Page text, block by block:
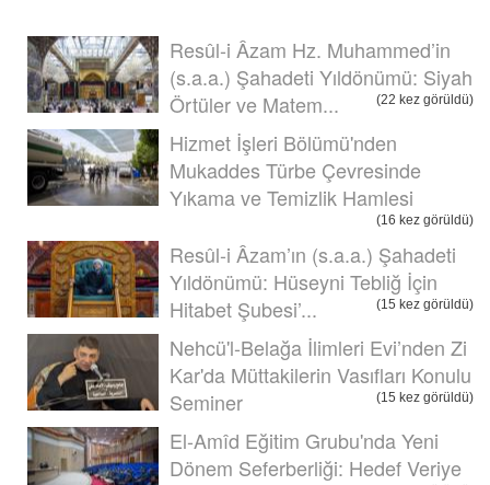
Resûl-i Âzam Hz. Muhammed’in
(s.a.a.) Şahadeti Yıldönümü: Siyah
Örtüler ve Matem...
(22 kez görüldü)
Hizmet İşleri Bölümü'nden
Mukaddes Türbe Çevresinde
Yıkama ve Temizlik Hamlesi
(16 kez görüldü)
Resûl-i Âzam’ın (s.a.a.) Şahadeti
Yıldönümü: Hüseyni Tebliğ İçin
Hitabet Şubesi’...
(15 kez görüldü)
Nehcü'l-Belağa İlimleri Evi’nden Zi
Kar'da Müttakilerin Vasıfları Konulu
Seminer
(15 kez görüldü)
El-Amîd Eğitim Grubu'nda Yeni
Dönem Seferberliği: Hedef Veriye